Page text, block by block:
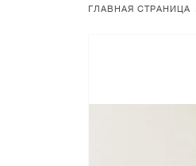
ГЛАВНАЯ СТРАНИЦА